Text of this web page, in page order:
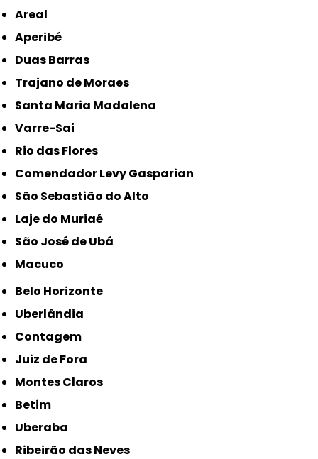
Areal
Aperibé
Duas Barras
Trajano de Moraes
Santa Maria Madalena
Varre-Sai
Rio das Flores
Comendador Levy Gasparian
São Sebastião do Alto
Laje do Muriaé
São José de Ubá
Macuco
Belo Horizonte
Uberlândia
Contagem
Juiz de Fora
Montes Claros
Betim
Uberaba
Ribeirão das Neves